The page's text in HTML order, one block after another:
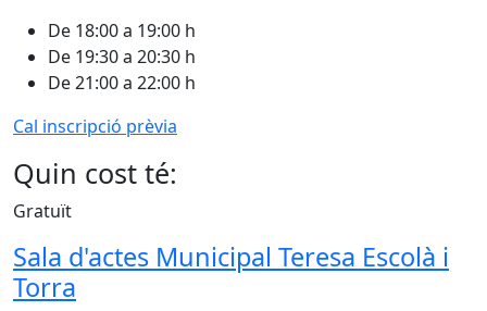
De 18:00 a 19:00 h
De 19:30 a 20:30 h
De 21:00 a 22:00 h
Cal inscripció prèvia
Quin cost té:
Gratuït
Sala d'actes Municipal Teresa Escolà i
Torra